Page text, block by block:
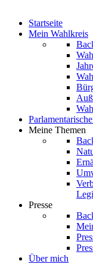
Startseite
Mein Wahlkreis
Meine Themen
Presse
Über mich